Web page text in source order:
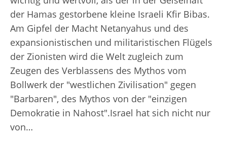
der Hamas gestorbene kleine Israeli Kfir Bibas.
Am Gipfel der Macht Netanyahus und des
expansionistischen und militaristischen Flügels
der Zionisten wird die Welt zugleich zum
Zeugen des Verblassens des Mythos vom
Bollwerk der "westlichen Zivilisation" gegen
"Barbaren", des Mythos von der "einzigen
Demokratie in Nahost".Israel hat sich nicht nur
von…